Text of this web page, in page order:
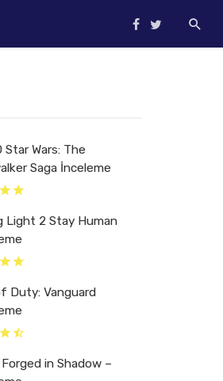
Star Wars: The
Saga İnceleme
Light 2 Stay Human
Duty: Vanguard
Forged in Shadow –